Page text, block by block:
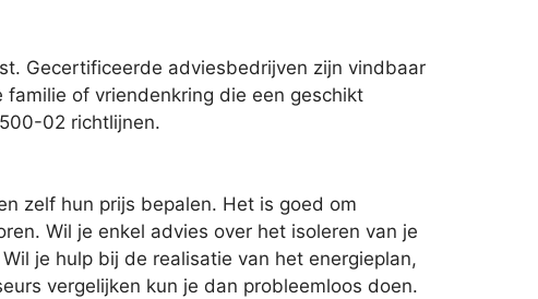
Gecertificeerde adviesbedrijven zijn vindbaar
of vriendenkring die een geschikt
02 richtlijnen.
zelf hun prijs bepalen. Het is goed om
Wil je enkel advies over het isoleren van je
je hulp bij de realisatie van het energieplan,
vergelijken kun je dan probleemloos doen.